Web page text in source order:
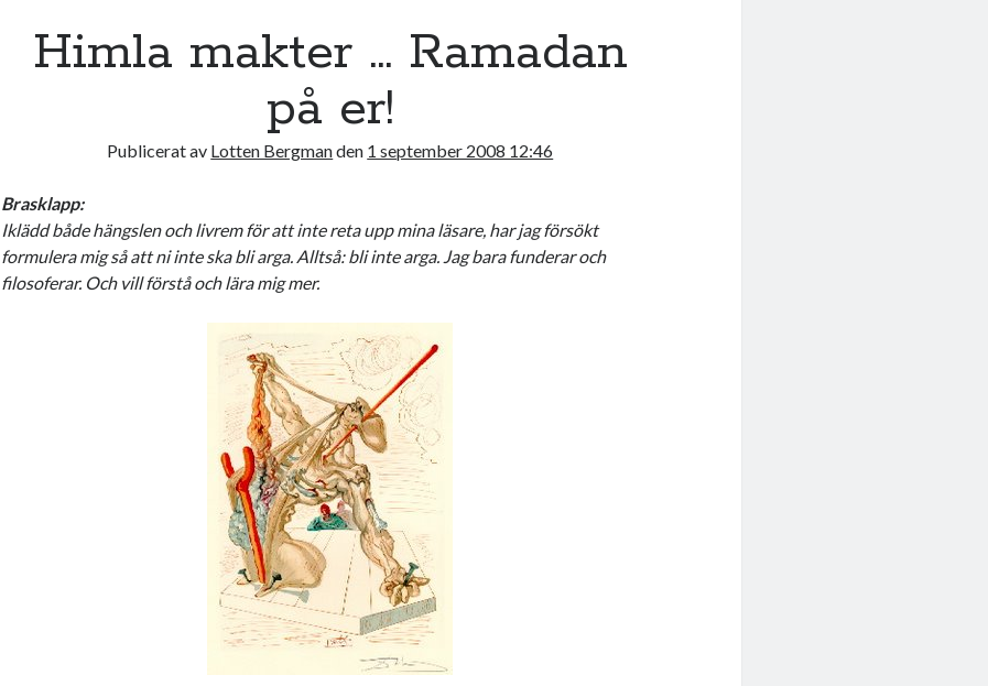
Himla makter … Ramadan
på er!
Publicerat av Lotten Bergmanden 1 september 2008 12:46
Brasklapp:
Iklädd både hängslen och livrem för att inte reta upp mina läsare, har jag försökt
formulera mig så att ni inte ska bli arga. Alltså: bli inte arga. Jag bara funderar och
filosoferar. Och vill förstå och lära mig mer.